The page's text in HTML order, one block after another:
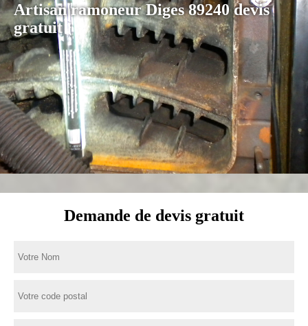
Artisan ramoneur Diges 89240 devis
gratuit
Demande de devis gratuit